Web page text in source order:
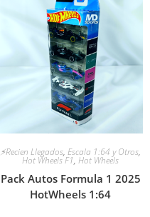
⚡Recien Llegados, Escala 1:64 y Otros,
Hot Wheels F1, Hot Wheels
Pack Autos Formula 1 2025
HotWheels 1:64